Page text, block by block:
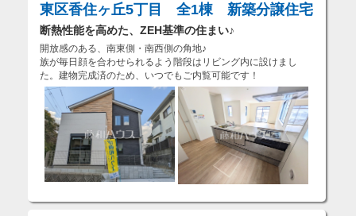
東区香住ヶ丘5丁目 全1棟 新築分譲住宅
断熱性能を高めた、ZEH基準の住まい♪
開放感のある、南東側・南西側の角地♪
族が毎日顔を合わせられるよう階段はリビング内に設けまし
た。建物完成済のため、いつでもご内覧可能です！